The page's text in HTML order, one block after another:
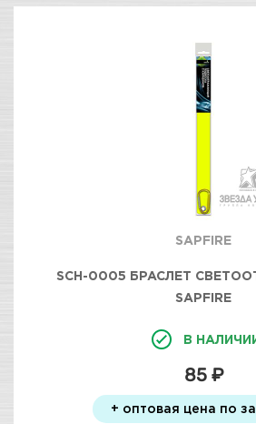
SAPFIRE
SCH-0005 БРАСЛЕТ
SAPFIRE
В
85 ₽
+ оптовая цена по